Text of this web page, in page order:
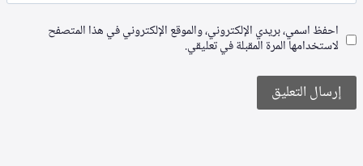
احفظ اسمي، بريدي الإلكتروني، والموقع الإلكتروني في هذا المتصفح
لاستخدامها المرة المقبلة في تعليقي.